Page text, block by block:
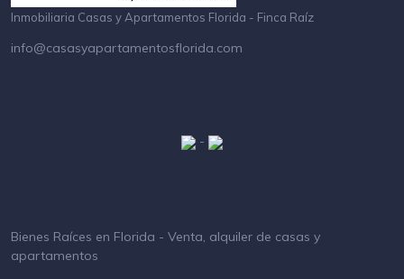
Inmobiliaria Casas y Apartamentos Florida - Finca Raíz
info@casasyapartamentosflorida.com
-
Bienes Raíces en Florida - Venta, alquiler de casas y
apartamentos